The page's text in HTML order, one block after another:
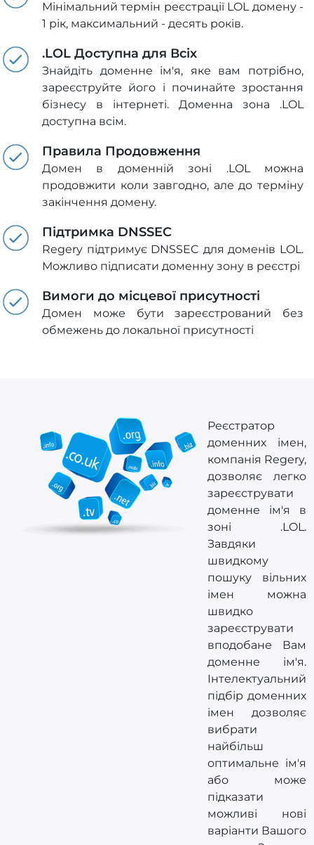
Мінімальний термін реєстрації LOL домену -
1 рік, максимальний - десять років.
.LOL Доступна для Всіх
Знайдіть доменне ім'я, яке вам потрібно,
зареєструйте його і починайте зростання
бізнесу в інтернеті. Доменна зона .LOL
доступна всім.
Правила Продовження
Домен в доменній зоні .LOL можна
продовжити коли завгодно, але до терміну
закінчення домену.
Підтримка DNSSEC
Regery підтримує DNSSEC для доменів LOL.
Можливо підписати доменну зону в реєстрі
Вимоги до місцевої присутності
Домен може бути зареєстрований без
обмежень до локальної присутності
Реєстратор
доменних імен,
компанія Regery,
дозволяє легко
зареєструвати
доменне ім'я в
зоні .LOL.
Завдяки
швидкому
пошуку вільних
імен можна
швидко
зареєструвати
вподобане Вам
доменне ім'я.
Інтелектуальний
підбір доменних
імен дозволяє
вибрати
найбільш
оптимальне ім'я
або може
підказати
можливі нові
варіанти Вашого